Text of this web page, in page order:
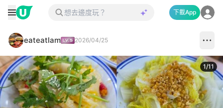
下載App
eateatlam 2026/04/25
1/11